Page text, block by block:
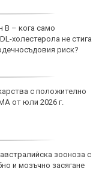
B – кога само
холестерола не стига
риск?
с положително
от юли 2026 г.
зооноза с
и мозъчно засягане